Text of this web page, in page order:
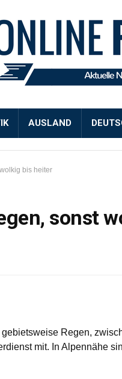
AUSLAND
bis heiter
sonst
Regen,
mit. In Alpennähe